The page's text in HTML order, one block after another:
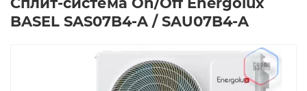
BASEL SAS07B4-A / SAU07B4-A